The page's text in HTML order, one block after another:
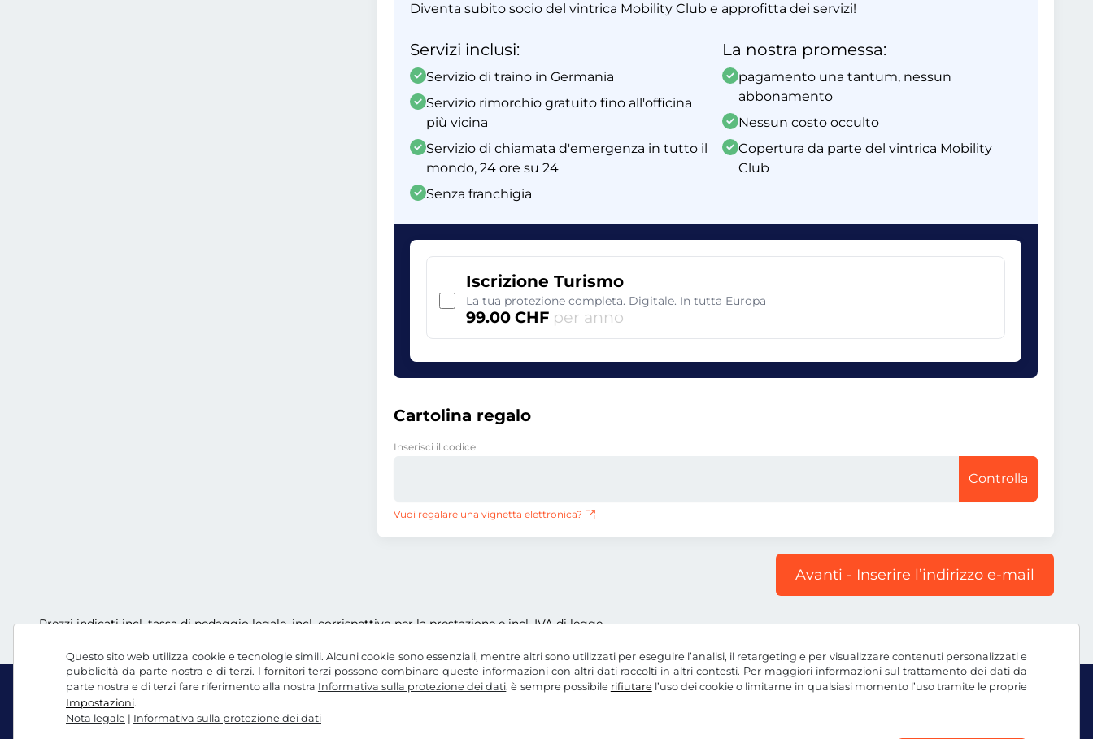
Questo sito web utilizza cookie e tecnologie simili. Alcuni cookie sono essenziali, mentre altri sono utilizzati per eseguire l’analisi, il retargeting e per visualizzare contenuti personalizzati e
pubblicità da parte nostra e di terzi. I fornitori terzi possono combinare queste informazioni con altri dati raccolti in altri contesti. Per maggiori informazioni sul trattamento dei dati da
parte nostra e di terzi fare riferimento alla nostra Informativa sulla protezione dei dati. è sempre possibile rifiutarel’uso dei cookie o limitarne in qualsiasi momento l’uso tramite le proprie
Impostazioni.
Nota legale | Informativa sulla protezione dei dati
Diventa subito socio del vintrica Mobility Club e approfitta dei servizi!
Servizi inclusi:
Servizio di traino in Germania
Servizio rimorchio gratuito fino all'officina
più vicina
Servizio di chiamata d'emergenza in tutto il
mondo, 24 ore su 24
Senza franchigia
La nostra promessa:
pagamento una tantum, nessun
abbonamento
Nessun costo occulto
Copertura da parte del vintrica Mobility
Club
Iscrizione Turismo
La tua protezione completa. Digitale. In tutta Europa
99.00 CHF per anno
Cartolina regalo
Inserisci il codice
Controlla
Vuoi regalare una vignetta elettronica?
Avanti - Inserire l’indirizzo e-mail
Prezzi indicati incl. tassa di pedaggio legale, incl. corrispettivo per la prestazione e incl. IVA di legge